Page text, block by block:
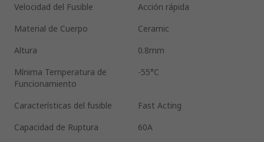
Velocidad del Fusible
Acción rápida
Material de Cuerpo
Ceramic
Altura
0.8mm
Mínima Temperatura de
Funcionamiento
-55°C
Características del fusible
Fast Acting
Capacidad de Ruptura
60A